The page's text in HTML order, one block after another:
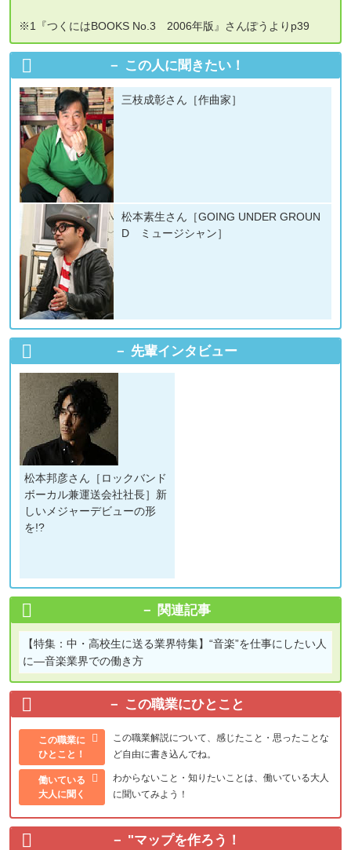
※1『つくにはBOOKS No.3 2006年版』さんぽうよりp39
この人に聞きたい！
三枝成彰さん［作曲家］
松本素生さん［GOING UNDER GROUN
D ミュージシャン］
先輩インタビュー
松本邦彦さん［ロックバンド
ボーカル兼運送会社社長］新
しいメジャーデビューの形
を!?
関連記事
【特集：中・高校生に送る業界特集】 “音楽”を仕事にしたい人
に―音楽業界での働き方
この職業にひとこと
この職業に
ひとこと！
この職業解説について、感じたこと・思ったことな
ど自由に書き込んでね。
働いている
大人に聞く
わからないこと・知りたいことは、働いている大人
に聞いてみよう！
"マップを作ろう！